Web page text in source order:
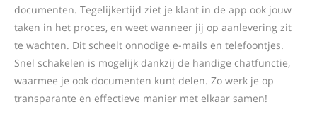
documenten. Tegelijkertijd ziet je klant in de app ook jouw
taken in het proces, en weet wanneer jij op aanlevering zit
te wachten. Dit scheelt onnodige e-mails en telefoontjes.
Snel schakelen is mogelijk dankzij de handige chatfunctie,
waarmee je ook documenten kunt delen. Zo werk je op
transparante en effectieve manier met elkaar samen!